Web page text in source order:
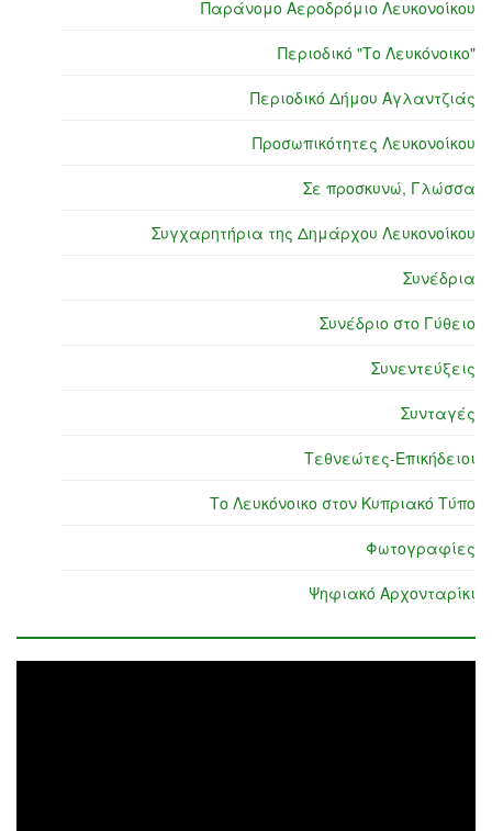
Παράνομο Αεροδρόμιο Λευκονοίκου
Περιοδικό "Το Λευκόνοικο"
Περιοδικό Δήμου Αγλαντζιάς
Προσωπικότητες Λευκονοίκου
Σε προσκυνώ, Γλώσσα
Συγχαρητήρια της Δημάρχου Λευκονοίκου
Συνέδρια
Συνέδριο στο Γύθειο
Συνεντεύξεις
Συνταγές
Τεθνεώτες-Επικήδειοι
Το Λευκόνοικο στον Κυπριακό Τύπο
Φωτογραφίες
Ψηφιακό Αρχονταρίκι